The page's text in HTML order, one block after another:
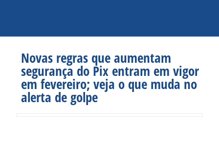
Novas regras que aumentam
segurança do Pix entram em vigor
em fevereiro; veja o que muda no
alerta de golpe